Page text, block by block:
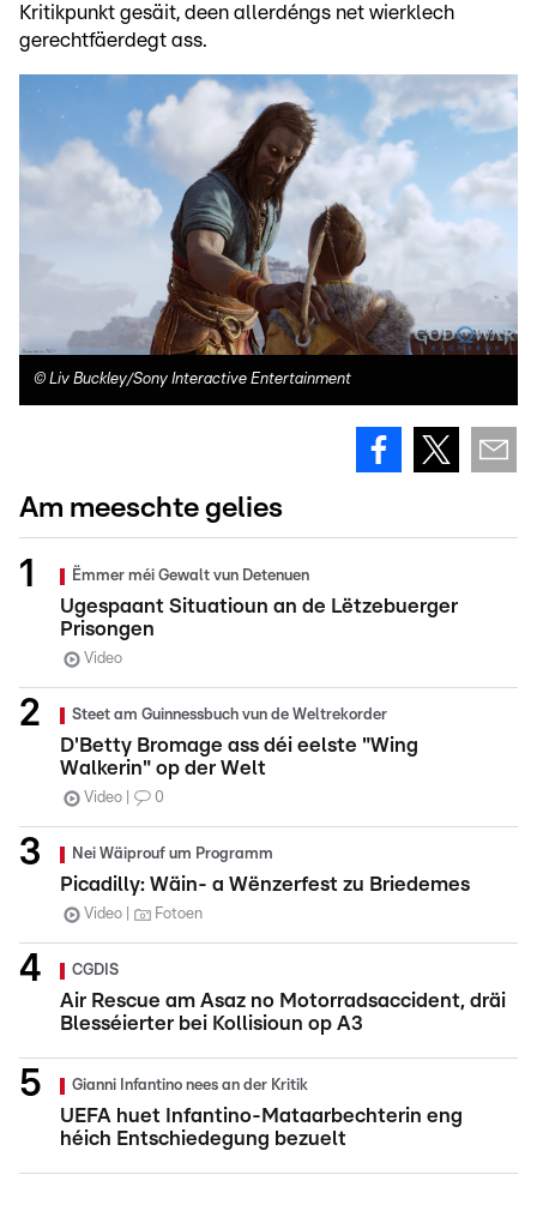
Kritikpunkt gesäit, deen allerdéngs net wierklech
gerechtfäerdegt ass.
© Liv Buckley/Sony Interactive Entertainment
Am meeschte gelies
Ëmmer méi Gewalt vun Detenuen
Ugespaant Situatioun an de Lëtzebuerger
Prisongen
Video
Steet am Guinnessbuch vun de Weltrekorder
D'Betty Bromage ass déi eelste "Wing
Walkerin" op der Welt
Video 0
Nei Wäiprouf um Programm
Picadilly: Wäin- a Wënzerfest zu Briedemes
Video Fotoen
CGDIS
Air Rescue am Asaz no Motorradsaccident, dräi
Blesséierter bei Kollisioun op A3
Gianni Infantino nees an der Kritik
UEFA huet Infantino-Mataarbechterin eng
héich Entschiedegung bezuelt